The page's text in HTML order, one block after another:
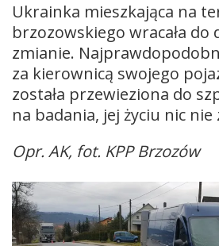
Ukrainka mieszkająca na
brzozowskiego wracała
zmianie.
za kierownicą swojego
została przewieziona do
na badania, jej życiu nic nie
Opr. AK, fot. KPP Brzozów